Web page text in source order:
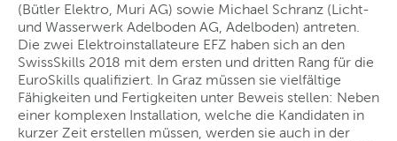
(Bütler Elektro, Muri AG) sowie Michael Schranz (Licht-
und Wasserwerk Adelboden AG, Adelboden) antreten.
Die zwei Elektroinstallateure EFZ haben sich an den
SwissSkills 2018 mit dem ersten und dritten Rang für die
EuroSkills qualifiziert. In Graz müssen sie vielfältige
Fähigkeiten und Fertigkeiten unter Beweis stellen: Neben
einer komplexen Installation, welche die Kandidaten in
kurzer Zeit erstellen müssen, werden sie auch in der